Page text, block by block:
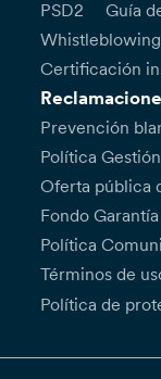
PSD2
Guía
Whistleblowing
Certificación
Prevención
Política
Oferta pública
Fondo
Política
Términos de
Política de